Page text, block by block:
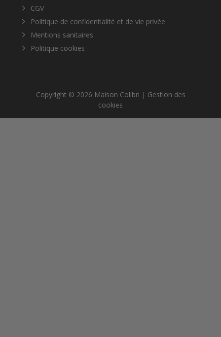
CGV
Politique de confidentialité et de vie privée
Mentions sanitaires
Politique cookies
Copyright © 2026 Maison Colibri | Gestion des
cookies